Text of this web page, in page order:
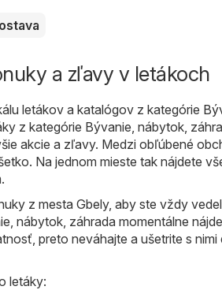
a zľavy v letákoch
letákov a katalógov z kategórie
z kategórie Bývanie, nábytok,
akcie a zľavy. Medzi obľúbené
Na jednom mieste tak nájdete
z mesta Gbely, aby ste vždy
nábytok, záhrada momentálne
preto neváhajte a ušetrite s nimi
letáky: